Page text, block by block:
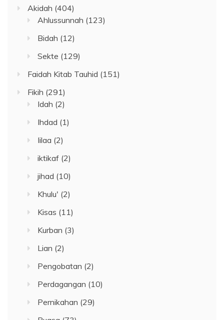
Akidah (404)
Ahlussunnah (123)
Bidah (12)
Sekte (129)
Faidah Kitab Tauhid (151)
Fikih (291)
Idah (2)
Ihdad (1)
Iilaa (2)
iktikaf (2)
jihad (10)
Khulu' (2)
Kisas (11)
Kurban (3)
Lian (2)
Pengobatan (2)
Perdagangan (10)
Pernikahan (29)